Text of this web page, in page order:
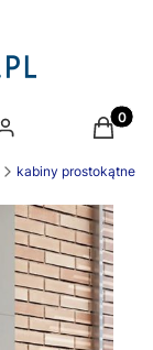
kabiny prostokątne